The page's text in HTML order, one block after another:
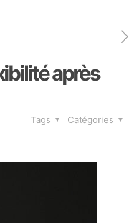
après
Catégories
Tags